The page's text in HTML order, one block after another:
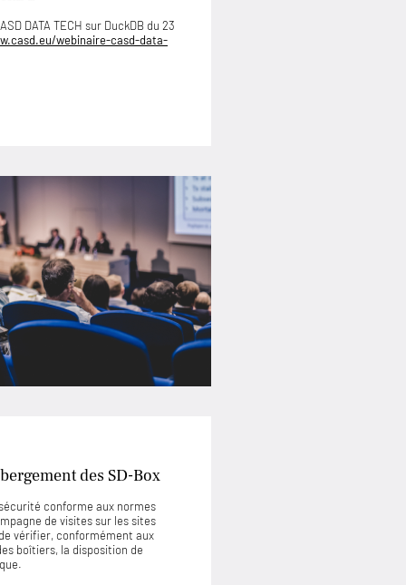
DATA TECH sur DuckDB du 23
webinaire-casd-data-
des SD-Box
conforme aux normes
de visites sur les sites
vérifier, conformément aux
boîtiers, la disposition de